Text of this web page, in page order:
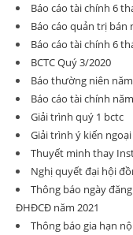
Báo cáo tài chính 6
Báo cáo quản trị bán
Báo cáo tài chính 6
BCTC Quý 3/2020
Báo thường niên
Báo cáo tài chính
Giải trình quý 1 bctc
Giải trình ý kiến
Thuyết minh thay
Nghị quyết đại hội
Thông báo ngày
ĐHĐCĐ năm 2021
Thông báo gia hạn